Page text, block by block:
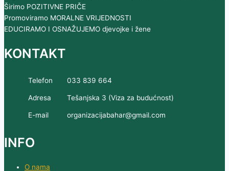
Širimo POZITIVNE PRIČE
Promoviramo MORALNE VRIJEDNOSTI
EDUCIRAMO I OSNAŽUJEMO djevojke i žene
KONTAKT
Telefon 033 839 664
Adresa Tešanjska 3 (Viza za budućnost)
E-mail organizacijabahar@gmail.com
INFO
O nama